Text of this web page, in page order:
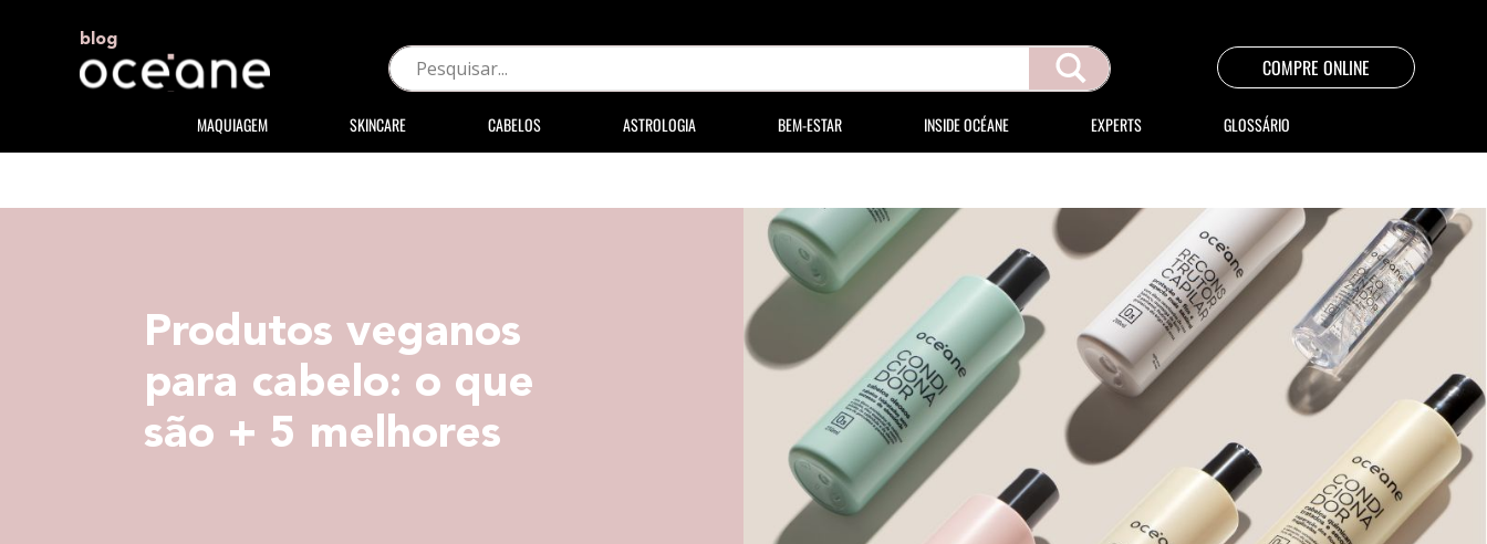
blog
COMPRE ONLINE
MAQUIAGEM SKINCARE CABELOS ASTROLOGIA BEM-ESTAR INSIDE OCÉANE EXPERTS GLOSSÁRIO
Produtos veganos
para cabelo: o que
são + 5 melhores